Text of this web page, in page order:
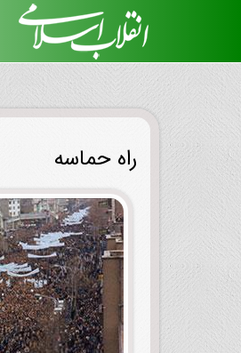
راه حماسه